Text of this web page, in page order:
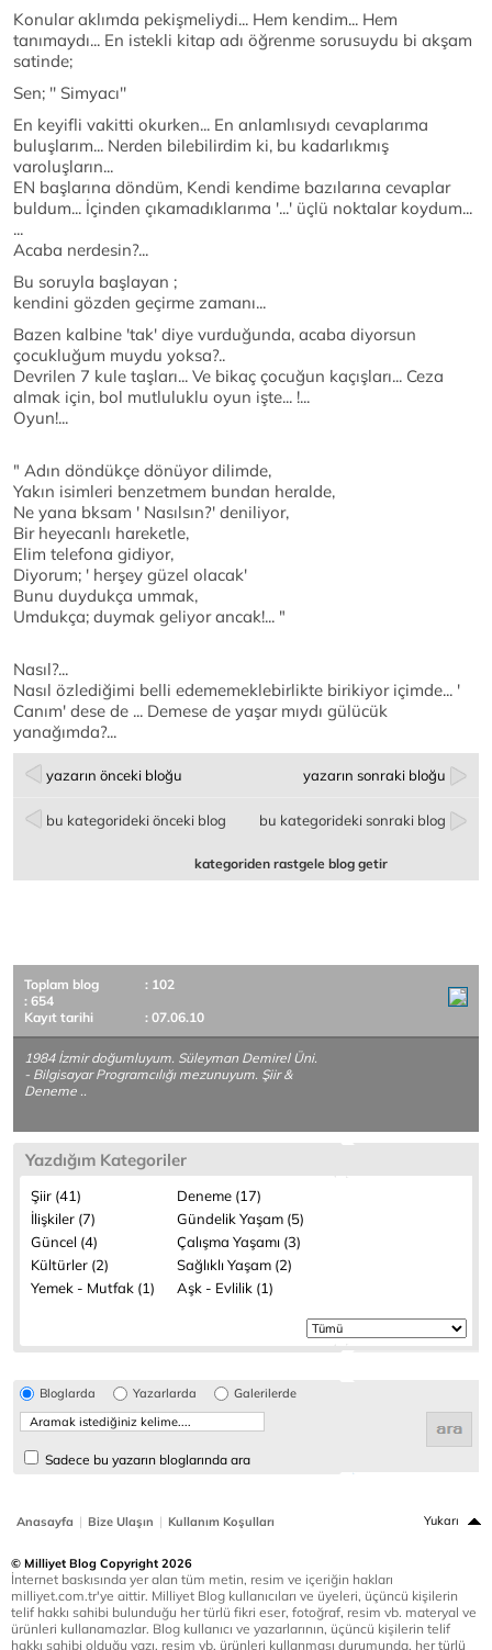
Konular aklımda pekişmeliydi... Hem kendim... Hem
tanımaydı... En istekli kitap adı öğrenme sorusuydu bi akşam
satinde;
Sen; '' Simyacı''
En keyifli vakitti okurken... En anlamlısıydı cevaplarıma
buluşlarım... Nerden bilebilirdim ki, bu kadarlıkmış
varoluşların...
EN başlarına döndüm, Kendi kendime bazılarına cevaplar
buldum... İçinden çıkamadıklarıma '...' üçlü noktalar koydum...
...
Acaba nerdesin?...
Bu soruyla başlayan ;
kendini gözden geçirme zamanı...
Bazen kalbine 'tak' diye vurduğunda, acaba diyorsun
çocukluğum muydu yoksa?..
Devrilen 7 kule taşları... Ve bikaç çocuğun kaçışları... Ceza
almak için, bol mutluluklu oyun işte... !...
Oyun!...
" Adın döndükçe dönüyor dilimde,
Yakın isimleri benzetmem bundan heralde,
Ne yana bksam ' Nasılsın?' deniliyor,
Bir heyecanlı hareketle,
Elim telefona gidiyor,
Diyorum; ' herşey güzel olacak'
Bunu duydukça ummak,
Umdukça; duymak geliyor ancak!... "
Nasıl?...
Nasıl özlediğimi belli edememeklebirlikte birikiyor içimde... '
Canım' dese de ... Demese de yaşar mıydı gülücük
yanağımda?...
yazarın önceki bloğu yazarın sonraki bloğu
bu kategorideki önceki blog bu kategorideki sonraki blog
kategoriden rastgele blog getir
Toplam blog
: 102
: 654
Kayıt tarihi
: 07.06.10
1984 İzmir doğumluyum. Süleyman Demirel Üni.
- Bilgisayar Programcılığı mezunuyum. Şiir &
Deneme ..
Yazdığım Kategoriler
Şiir (41)
Deneme (17)
İlişkiler (7)
Gündelik Yaşam (5)
Güncel (4)
Çalışma Yaşamı (3)
Kültürler (2)
Sağlıklı Yaşam (2)
Yemek - Mutfak (1)
Aşk - Evlilik (1)
Bloglarda Yazarlarda Galerilerde
Sadece bu yazarın bloglarında ara
Anasayfa | Bize Ulaşın | Kullanım Koşulları Yukarı
© Milliyet Blog Copyright 2026
İnternet baskısında yer alan tüm metin, resim ve içeriğin hakları
milliyet.com.tr'ye aittir. Milliyet Blog kullanıcıları ve üyeleri, üçüncü kişilerin
telif hakkı sahibi bulunduğu her türlü fikri eser, fotoğraf, resim vb. materyal ve
ürünleri kullanamazlar. Blog kullanıcı ve yazarlarının, üçüncü kişilerin telif
hakkı sahibi olduğu yazı, resim vb. ürünleri kullanması durumunda, her türlü